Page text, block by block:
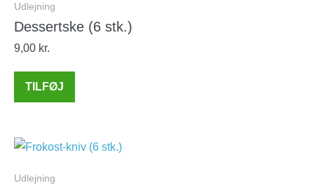
Udlejning
Dessertske (6 stk.)
9,00 kr.
TILFØJ
Udlejning